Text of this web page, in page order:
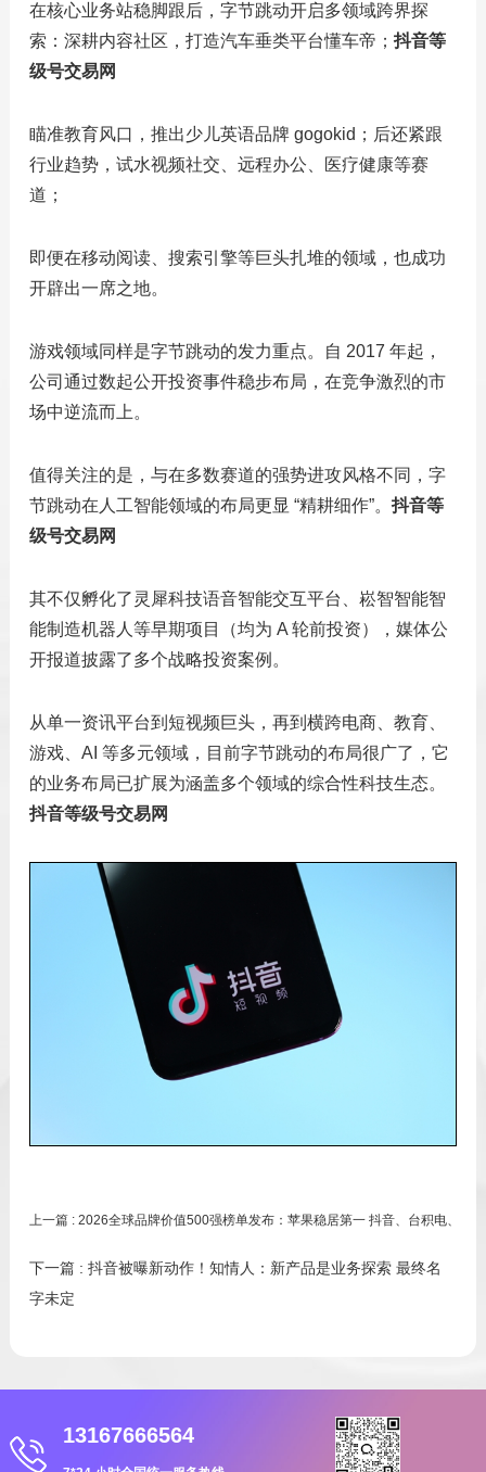
在核心业务站稳脚跟后，字节跳动开启多领域跨界探
索：深耕内容社区，打造汽车垂类平台懂车帝；抖音等
级号交易网
瞄准教育风口，推出少儿英语品牌 gogokid；后还紧跟
行业趋势，试水视频社交、远程办公、医疗健康等赛
道；
即便在移动阅读、搜索引擎等巨头扎堆的领域，也成功
开辟出一席之地。
游戏领域同样是字节跳动的发力重点。自 2017 年起，
公司通过数起公开投资事件稳步布局，在竞争激烈的市
场中逆流而上。
值得关注的是，与在多数赛道的强势进攻风格不同，字
节跳动在人工智能领域的布局更显 “精耕细作”。抖音等
级号交易网
其不仅孵化了灵犀科技语音智能交互平台、崧智智能智
能制造机器人等早期项目（均为 A 轮前投资），媒体公
开报道披露了多个战略投资案例。
从单一资讯平台到短视频巨头，再到横跨电商、教育、
游戏、AI 等多元领域，目前字节跳动的布局很广了，它
的业务布局已扩展为涵盖多个领域的综合性科技生态。
抖音等级号交易网
上一篇 : 2026全球品牌价值500强榜单发布：苹果稳居第一 抖音、台积电、微
下一篇 : 抖音被曝新动作！知情人：新产品是业务探索 最终名
字未定
13167666564